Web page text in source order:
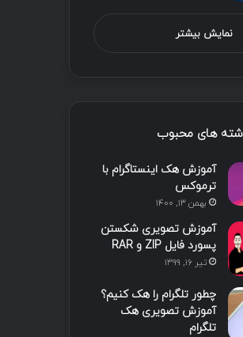
نمایش بیشتر
های محبوب
آموزش هک اینستاگرام با
ترموکس
بهمن ۱۳, ۱۴۰۰
آموزش تصویری شکستن
پسورد فایل ZIP و RAR
تیر ۱۶, ۱۳۹۹
چطور تلگرام را هک کنیم؟
آموزش تصویری هک
تلگرام